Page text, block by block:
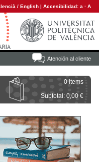
/ English | Accesibilidad: a · A
Atención al cliente
0 items
Subtotal: 0,00 €